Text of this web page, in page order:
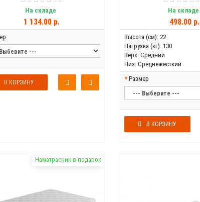
На складе
1 134.00 р.
В КОРЗИНУ
На складе
498.00 р.
Высота (см): 22
Нагрузка (кг): 130
Верх: Средний
Низ: Среднежесткий
Размер
В КОРЗИНУ
Наматрасник в подарок